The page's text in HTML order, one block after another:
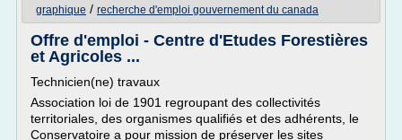
graphique / recherche d'emploi gouvernement du canada
Offre d'emploi - Centre d'Etudes Forestières
et Agricoles ...
Technicien(ne) travaux
Association loi de 1901 regroupant des collectivités
territoriales, des organismes qualifiés et des adhérents, le
Conservatoire a pour mission de préserver les sites